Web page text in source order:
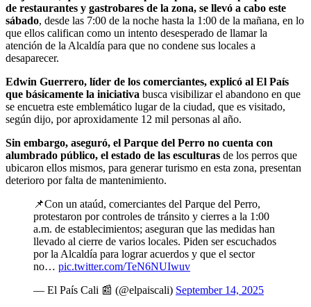
de restaurantes y gastrobares de la zona, se llevó a cabo este
sábado, desde las 7:00 de la noche hasta la 1:00 de la mañana, en lo
que ellos califican como un intento desesperado de llamar la
atención de la Alcaldía para que no condene sus locales a
desaparecer.
Edwin Guerrero, líder de los comerciantes, explicó al El País
que básicamente la iniciativa busca visibilizar el abandono en que
se encuetra este emblemático lugar de la ciudad, que es visitado,
según dijo, por aproxidamente 12 mil personas al año.
Sin embargo, aseguró, el Parque del Perro no cuenta con
alumbrado público, el estado de las esculturas de los perros que
ubicaron ellos mismos, para generar turismo en esta zona, presentan
deterioro por falta de mantenimiento.
📌Con un ataúd, comerciantes del Parque del Perro,
protestaron por controles de tránsito y cierres a la 1:00
a.m. de establecimientos; aseguran que las medidas han
llevado al cierre de varios locales. Piden ser escuchados
por la Alcaldía para lograr acuerdos y que el sector
no… pic.twitter.com/TeN6NUIwuv
— El País Cali 📰 (@elpaiscali) September 14, 2025